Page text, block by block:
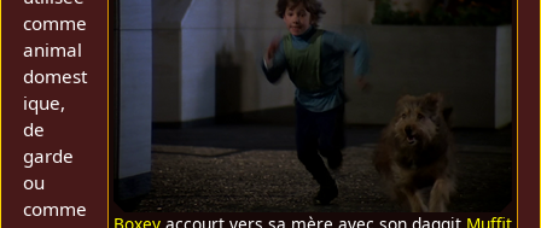
comme
animal
domest
ique,
de
garde
ou
comme